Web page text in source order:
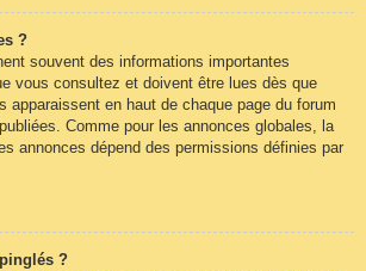
?
souvent des informations importantes
vous consultez et doivent être lues dès que
apparaissent en haut de chaque page du forum
Comme pour les annonces globales, la
annonces dépend des permissions définies par
?